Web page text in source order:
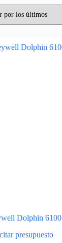
Dolphin 6100
presupuesto